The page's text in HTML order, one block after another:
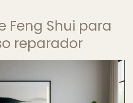
Feng Shui para
reparador